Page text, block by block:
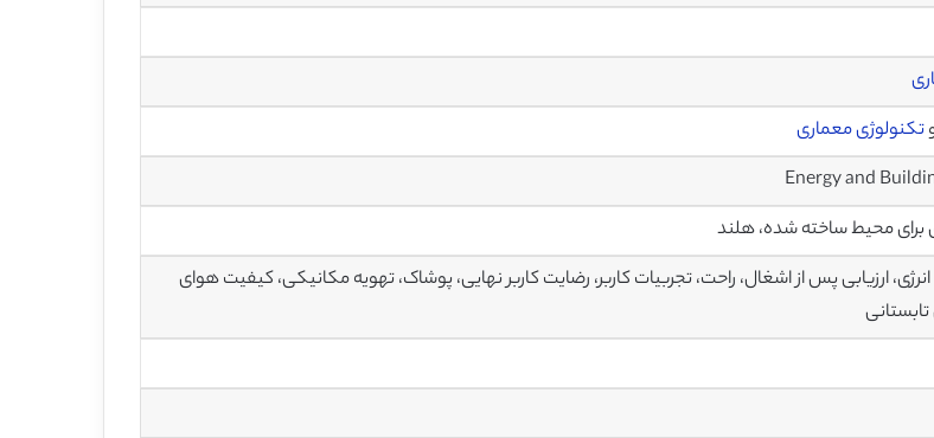
تکنولوژی معماری
ارزیابی پس از اشغال، راحت، تجربیات کاربر، رضایت کاربر نهایی، پوشاک، تهویه مکانیکی، کیفیت هوای